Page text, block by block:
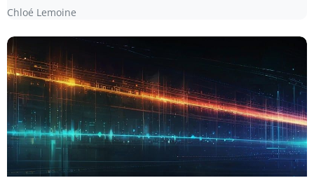
Chloé Lemoine